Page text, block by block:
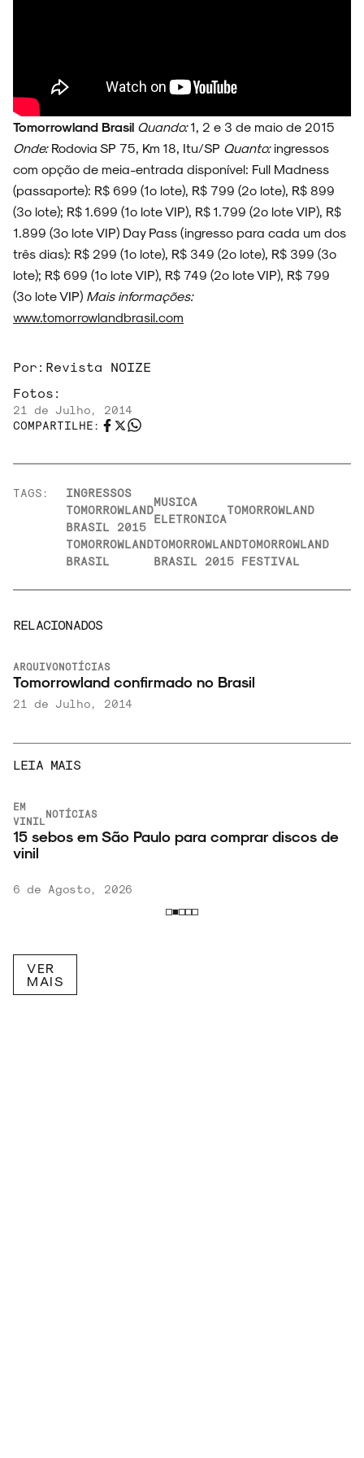
Tomorrowland Brasil Quando:1, 2 e 3 de maio de 2015
Onde:Rodovia SP 75, Km 18, Itu/SP Quanto:ingressos
com opção de meia-entrada disponível: Full Madness
(passaporte): R$ 699 (1º lote), R$ 799 (2º lote), R$ 899
(3º lote); R$ 1.699 (1º lote VIP), R$ 1.799 (2º lote VIP), R$
1.899 (3º lote VIP) Day Pass (ingresso para cada um dos
três dias): R$ 299 (1º lote), R$ 349 (2º lote), R$ 399 (3º
lote); R$ 699 (1º lote VIP), R$ 749 (2º lote VIP), R$ 799
(3º lote VIP) Mais informações:
www.tomorrowlandbrasil.com
Por: Revista NOIZE
Fotos:
21 de Julho, 2014
COMPARTILHE:
TAGS:
INGRESSOS
TOMORROWLAND
BRASIL 2015
MUSICA
ELETRONICA
TOMORROWLAND
TOMORROWLAND
BRASIL
TOMORROWLAND
BRASIL 2015
TOMORROWLAND
FESTIVAL
RELACIONADOS
ARQUIVONOTÍCIAS
Tomorrowland confirmado no Brasil
21 de Julho, 2014
LEIA MAIS
EM
VINIL
NOTÍCIAS
15 sebos em São Paulo para comprar discos de
vinil
6 de Agosto, 2026
VER
MAIS